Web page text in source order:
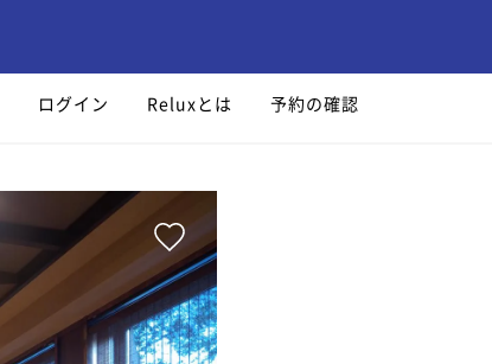
ログイン Reluxとは 予約の確認